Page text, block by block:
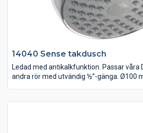
14040 Sense takdusch
Ledad med antikalkfunktion. Passar våra
andra rör med utvändig ½”-gänga. Ø100